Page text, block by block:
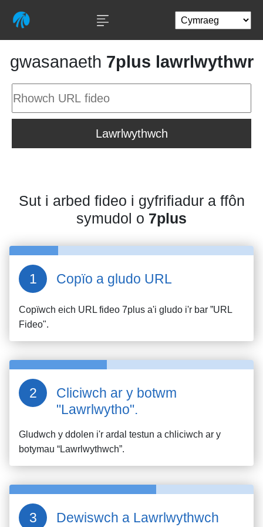
gwasanaeth 7plus lawrlwythwr
Lawrlwythwch
Sut i arbed fideo i gyfrifiadur a ffôn
symudol o 7plus
Copïo a gludo URL
Copïwch eich URL fideo 7plus a'i gludo i'r bar ”URL
Fideo".
Cliciwch ar y botwm
"Lawrlwytho".
Gludwch y ddolen i'r ardal testun a chliciwch ar y
botymau “Lawrlwythwch”.
Dewiswch a Lawrlwythwch